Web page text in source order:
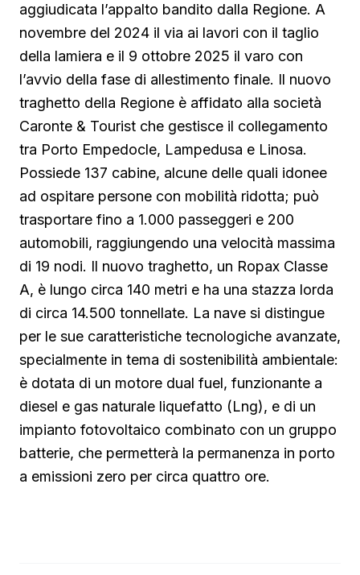
aggiudicata l’appalto bandito dalla Regione. A
novembre del 2024 il via ai lavori con il taglio
della lamiera e il 9 ottobre 2025 il varo con
l’avvio della fase di allestimento finale. Il nuovo
traghetto della Regione è affidato alla società
Caronte & Tourist che gestisce il collegamento
tra Porto Empedocle, Lampedusa e Linosa.
Possiede 137 cabine, alcune delle quali idonee
ad ospitare persone con mobilità ridotta; può
trasportare fino a 1.000 passeggeri e 200
automobili, raggiungendo una velocità massima
di 19 nodi. Il nuovo traghetto, un Ropax Classe
A, è lungo circa 140 metri e ha una stazza lorda
di circa 14.500 tonnellate. La nave si distingue
per le sue caratteristiche tecnologiche avanzate,
specialmente in tema di sostenibilità ambientale:
è dotata di un motore dual fuel, funzionante a
diesel e gas naturale liquefatto (Lng), e di un
impianto fotovoltaico combinato con un gruppo
batterie, che permetterà la permanenza in porto
a emissioni zero per circa quattro ore.